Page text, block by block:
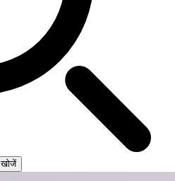
खोजें